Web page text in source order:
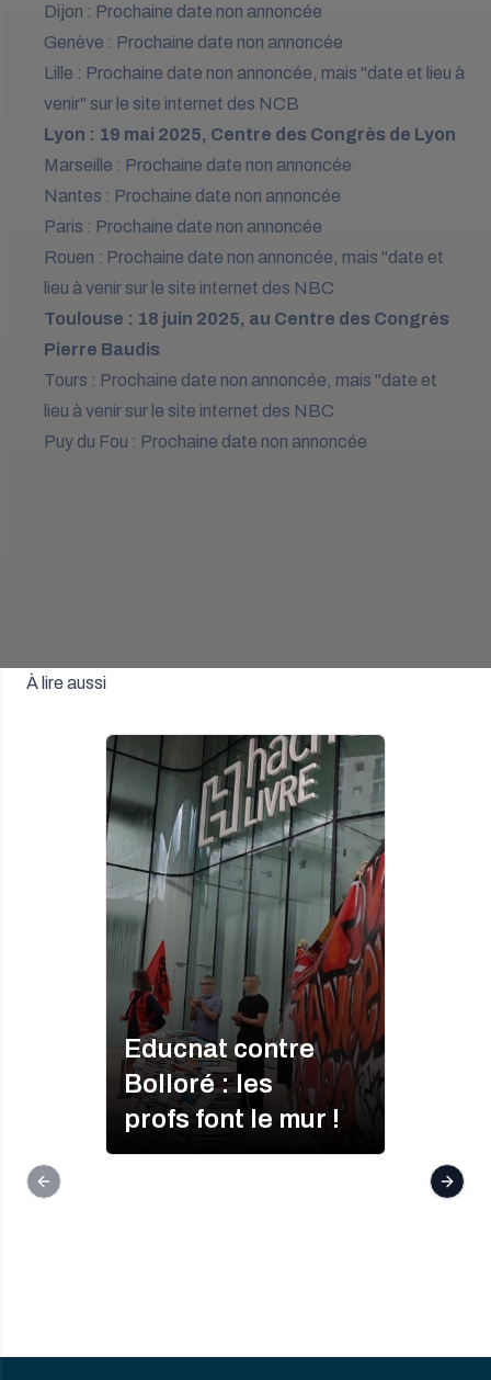
Dijon : Prochaine date non annoncée
Genève : Prochaine date non annoncée
Lille : Prochaine date non annoncée, mais "date et lieu à
venir" sur le site internet des NCB
Lyon : 19 mai 2025, Centre des Congrès de Lyon
Marseille : Prochaine date non annoncée
Nantes : Prochaine date non annoncée
Paris : Prochaine date non annoncée
Rouen : Prochaine date non annoncée, mais "date et
lieu à venir sur le site internet des NBC
Toulouse : 18 juin 2025, au Centre des Congrès
Pierre Baudis
Tours : Prochaine date non annoncée, mais "date et
lieu à venir sur le site internet des NBC
Puy du Fou : Prochaine date non annoncée
À lire aussi
Educnat contre
Bolloré : les
profs font le mur !
Previous slide Next